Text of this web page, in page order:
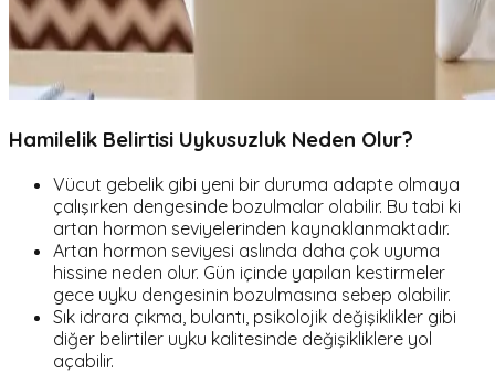
Hamilelik Belirtisi Uykusuzluk Neden Olur?
Vücut gebelik gibi yeni bir duruma adapte olmaya
çalışırken dengesinde bozulmalar olabilir. Bu tabi ki
artan hormon seviyelerinden kaynaklanmaktadır.
Artan hormon seviyesi aslında daha çok uyuma
hissine neden olur. Gün içinde yapılan kestirmeler
gece uyku dengesinin bozulmasına sebep olabilir.
Sık idrara çıkma, bulantı, psikolojik değişiklikler gibi
diğer belirtiler uyku kalitesinde değişikliklere yol
açabilir.